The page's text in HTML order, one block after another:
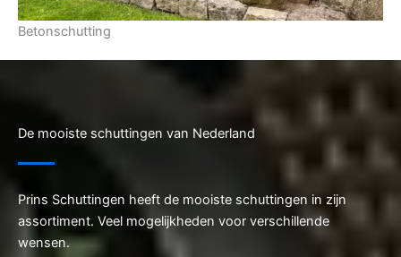
Betonschutting
De mooiste schuttingen van Nederland
Prins Schuttingen heeft de mooiste schuttingen in zijn
assortiment. Veel mogelijkheden voor verschillende
wensen.